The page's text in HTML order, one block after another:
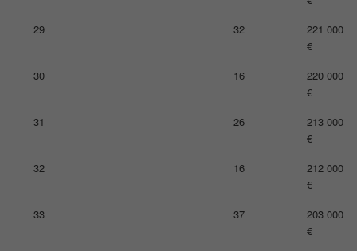
29
32
221 000
€
30
16
220 000
€
31
26
213 000
€
32
16
212 000
€
33
37
203 000
€